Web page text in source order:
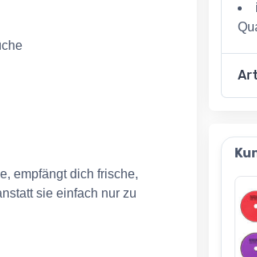
empfängt dich frische,
sie einfach nur zu